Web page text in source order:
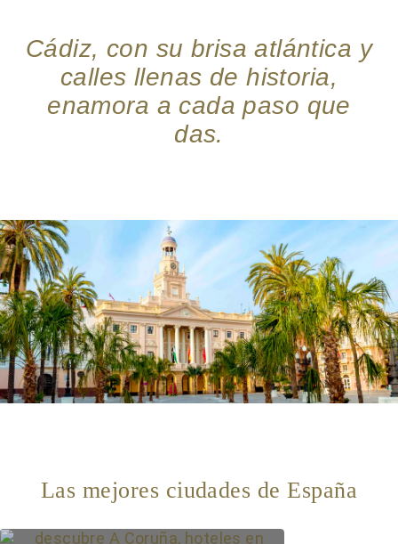
Cádiz, con su brisa atlántica y
calles llenas de historia,
enamora a cada paso que
das.
Las mejores ciudades de España